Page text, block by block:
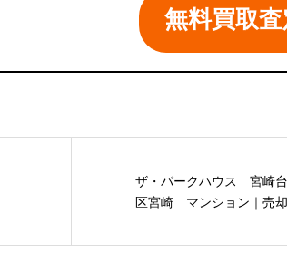
無料買取
ザ・パークハウス 宮崎
区宮崎 マンション｜売